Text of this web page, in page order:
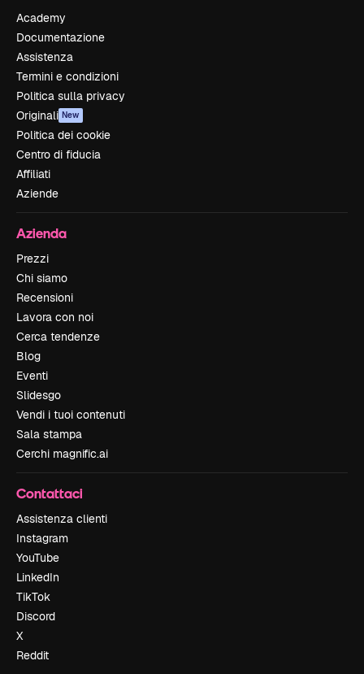
Academy
Documentazione
Assistenza
Termini e condizioni
Politica sulla privacy
Originali New
Politica dei cookie
Centro di fiducia
Affiliati
Aziende
Azienda
Prezzi
Chi siamo
Recensioni
Lavora con noi
Cerca tendenze
Blog
Eventi
Slidesgo
Vendi i tuoi contenuti
Sala stampa
Cerchi magnific.ai
Contattaci
Assistenza clienti
Instagram
YouTube
LinkedIn
TikTok
Discord
X
Reddit